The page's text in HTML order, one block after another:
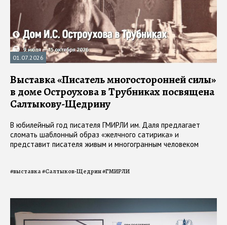
01.07.2026
Выставка «Писатель многосторонней силы»
в доме Остроухова в Трубниках посвящена
Салтыкову-Щедрину
В юбилейный год писателя ГМИРЛИ им. Даля предлагает
сломать шаблонный образ «желчного сатирика» и
представит писателя живым и многогранным человеком
#выставка#Салтыков-Щедрин#ГМИРЛИ